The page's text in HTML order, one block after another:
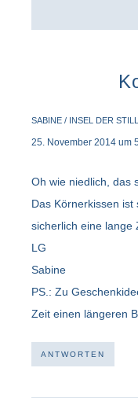
SABINE / INSEL DER
25. November 2014 um
Oh wie niedlich, das
Das Körnerkissen
sicherlich eine lange
LG
Sabine
PS.: Zu
Zeit einen längeren
ANTWORTEN